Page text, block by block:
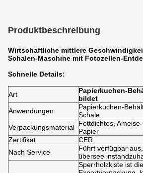
Produktbeschreibung
Wirtschaftliche mittlere
Schalen-Maschine mit Fotozellen-
Schnelle Details:
Art
Papierkuchen-
bildet
Anwendungen
Papierkuchen-
Schale
Verpackungsmaterial Fettdichtes,
Papier
Zertifikat
CER
Nach Service
Führt verfügbar
übersee
Sperrholzkiste ist